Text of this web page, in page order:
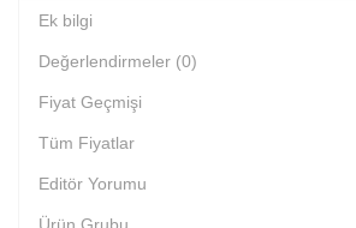
Ek bilgi
Değerlendirmeler (0)
Fiyat Geçmişi
Tüm Fiyatlar
Editör Yorumu